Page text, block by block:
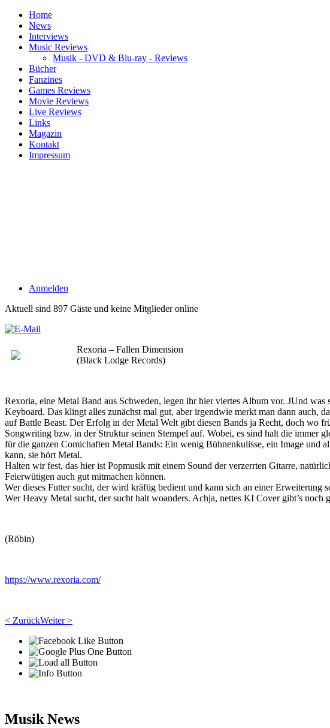
Home
News
Interviews
Music Reviews
Musik - DVD & Blu-ray - Reviews
Bücher
Fanzines
Games Reviews
Movie Reviews
Live Reviews
Links
Magazin
Kontakt
Impressum
Anmelden
Aktuell sind 897 Gäste und keine Mitglieder online
Rexoria – Fallen Dimension
(Black Lodge Records)
Rexoria, eine Metal Band aus Schweden, legen ihr hier viertes Album vor. JUnd
Keyboard. Das klingt alles zunächst mal gut, aber irgendwie merkt man dann auch,
auf Battle Beast. Der Erfolg in der Metal Welt gibt diesen Bands ja Recht, doch wo
Songwriting bzw. in der Struktur seinen Stempel auf. Wobei, es sind halt die immer
für die ganzen Comichaften Metal Bands: Ein wenig Bühnenkulisse, ein Image und
kann, sie hört Metal.
Halten wir fest, das hier ist Popmusik mit einem Sound der verzerrten Gitarre,
Feierwütigen auch gut mitmachen können.
Wer dieses Futter sucht, der wird kräftig bedient und kann sich an einer
Wer Heavy Metal sucht, der sucht halt woanders. Achja, nettes KI Cover gibt’s noch
(Röbin)
https://www.rexoria.com/
< ZurückWeiter >
Musik News